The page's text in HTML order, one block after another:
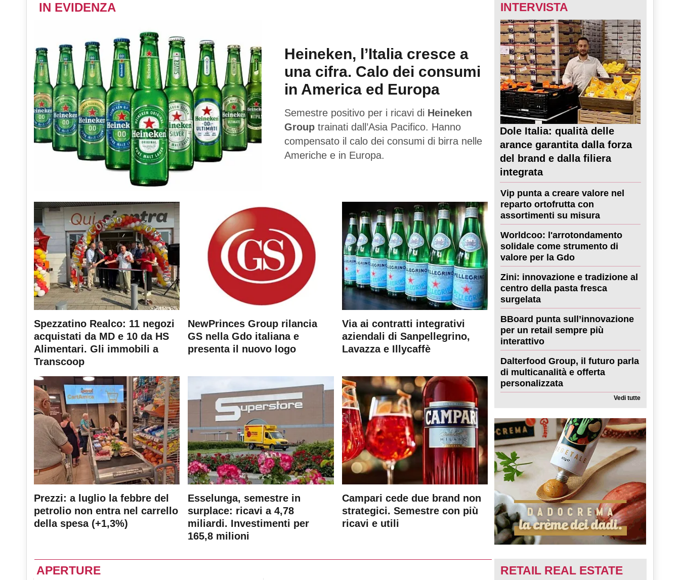
IN EVIDENZA
Heineken, l’Italia cresce a
una cifra. Calo dei consumi
in America ed Europa
Semestre positivo per i ricavi di Heineken
Group trainati dall’Asia Pacifico. Hanno
compensato il calo dei consumi di birra nelle
Americhe e in Europa.
Spezzatino Realco: 11 negozi
acquistati da MD e 10 da HS
Alimentari. Gli immobili a
Transcoop
NewPrinces Group rilancia
GS nella Gdo italiana e
presenta il nuovo logo
Via ai contratti integrativi
aziendali di Sanpellegrino,
Lavazza e Illycaffè
Prezzi: a luglio la febbre del
petrolio non entra nel carrello
della spesa (+1,3%)
Esselunga, semestre in
surplace: ricavi a 4,78
miliardi. Investimenti per
165,8 milioni
Campari cede due brand non
strategici. Semestre con più
ricavi e utili
INTERVISTA
Dole Italia: qualità delle
arance garantita dalla forza
del brand e dalla filiera
integrata
Vip punta a creare valore nel
reparto ortofrutta con
assortimenti su misura
Worldcoo: l'arrotondamento
solidale come strumento di
valore per la Gdo
Zini: innovazione e tradizione al
centro della pasta fresca
surgelata
BBoard punta sull’innovazione
per un retail sempre più
interattivo
Dalterfood Group, il futuro parla
di multicanalità e offerta
personalizzata
Vedi tutte
APERTURE RETAIL REAL ESTATE